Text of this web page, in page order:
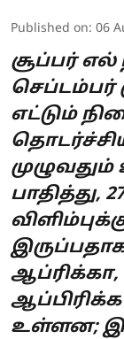
Published on: 06
சூப்பர் எல்
செப்டம்பர்
எட்டும்
பாதித்து,
இருப்பதாக
ஆப்ரிக்கா,
உள்ளன;